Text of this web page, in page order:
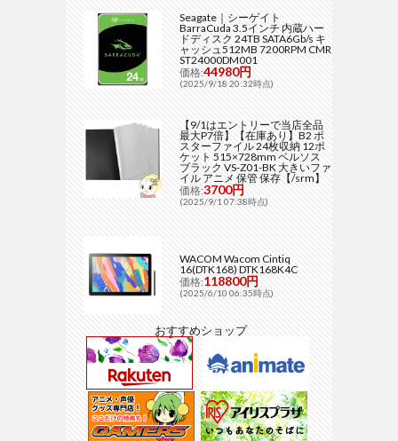
Seagate｜シーゲイト
BarraCuda 3.5インチ 内蔵ハー
ドディスク 24TB SATA6Gb/s キ
ャッシュ512MB 7200RPM CMR
ST24000DM001
価格:44980円
(2025/9/18 20:32時点)
【9/1はエントリーで当店全品
最大P7倍】【在庫あり】B2 ポ
スターファイル 24枚収納 12ポ
ケット 515×728mm ベルソス
ブラック VS-Z01-BK 大きいファ
イル アニメ 保管 保存【/srm】
価格:3700円
(2025/9/1 07:38時点)
WACOM Wacom Cintiq
16(DTK168) DTK168K4C
価格:118800円
(2025/6/10 06:35時点)
おすすめショップ